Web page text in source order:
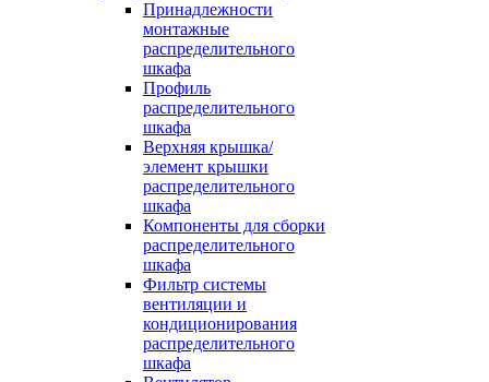
Принадлежности
монтажные
распределительного
шкафа
Профиль
распределительного
шкафа
Верхняя крышка/
элемент крышки
распределительного
шкафа
Компоненты для сборки
распределительного
шкафа
Фильтр системы
вентиляции и
кондиционирования
распределительного
шкафа